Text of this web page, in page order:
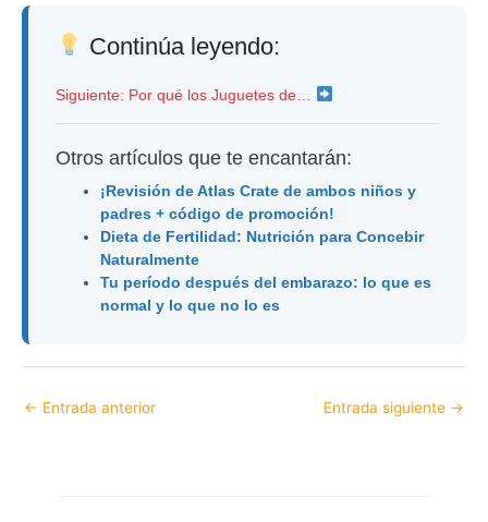
Continúa leyendo:
Siguiente: Por qué los Juguetes de…
Otros artículos que te encantarán:
¡Revisión de Atlas Crate de ambos niños y
padres + código de promoción!
Dieta de Fertilidad: Nutrición para Concebir
Naturalmente
Tu período después del embarazo: lo que es
normal y lo que no lo es
← Entrada anterior Entrada siguiente →